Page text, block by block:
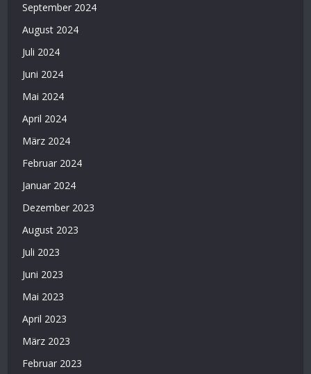
September 2024
August 2024
Juli 2024
Juni 2024
Mai 2024
April 2024
März 2024
Februar 2024
Januar 2024
Dezember 2023
August 2023
Juli 2023
Juni 2023
Mai 2023
April 2023
März 2023
Februar 2023